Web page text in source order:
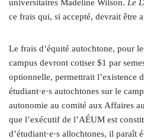
universitaires Madeline Wilson. Le
ce frais qui, si accepté, devrait être
Le frais d’équité autochtone, pour
campus devront cotiser $1 par
optionnelle, permettrait l’existence
étudiant·e·s autochtones sur le
autonomie au comité aux Affaires
que l’exécutif de l’AÉUM est
d’étudiant·e·s allochtones, il paraît